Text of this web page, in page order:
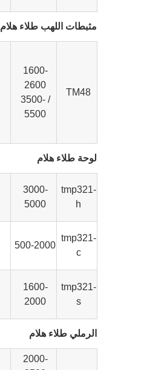
مثبطات اللهب طلاء هلام
TM48
1600-
2600
/ 3500-
5500
لوحة طلاء هلام
tmp321-
h
3000-
5000
tmp321-
c
500-2000
tmp321-
s
1600-
2000
الرملي طلاء هلام
2000-